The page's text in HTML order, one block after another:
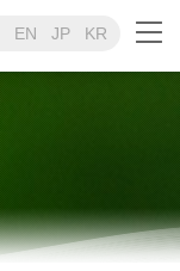
EN JP KR